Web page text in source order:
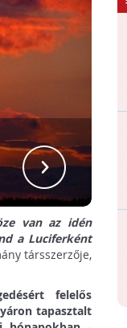
van az idén
a Luciferként
társszerzője,
felelős
tapasztalt